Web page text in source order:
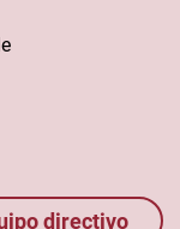
directivo